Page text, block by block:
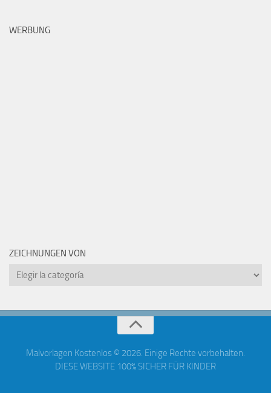
WERBUNG
ZEICHNUNGEN VON
Zeichnungen
Malvorlagen Kostenlos © 2026. Einige Rechte vorbehalten.
DIESE WEBSITE 100% SICHER FÜR KINDER